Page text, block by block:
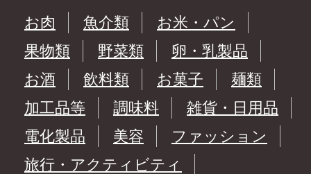
お肉
魚介類
お米・パン
果物類
野菜類
卵・乳製品
お酒
飲料類 お菓子
麺類
加工品等
調味料
雑貨・日用品
電化製品
美容
ファッション
旅行・アクティビティ